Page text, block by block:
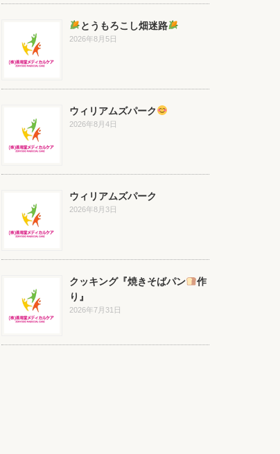
とうもろこし畑迷路
2026年8月5日
ウィリアムズパーク
2026年8月4日
ウィリアムズパーク
2026年8月3日
クッキング『焼きそばパン
作
り』
2026年7月31日